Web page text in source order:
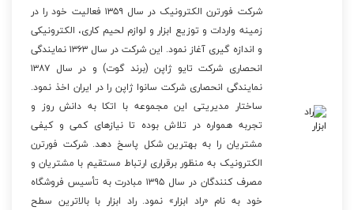
شرکت فورترن الکترونیک در سال ۱۳۵۹ فعالیت خود را در
زمینه واردات و توزیع ابزار و لوازم لحیم کاری، الکترونیکی
و اندازه گیری آغاز نمود. این شرکت در سال ۱۳۶۳ نمایندگی
انحصاری شرکت تایو ژاپن (برند گوت) و در سال ۱۳۸۷
نمایندگی انحصاری شرکت سانوا ژاپن را در ایران اخذ نمود.
ساختار مدیریتی این مجموعه با اتکا به دانش روز و
تجربه همواره در تلاش بوده تا نیازهای کمی و کیفی
مشتریان را به بهترین شکل پاسخ دهد. شرکت فورترن
الکترونیک به منظور برقراری ارتباط مستقیم با مشتریان و
مصرف کنندگان در سال ۱۳۹۵ مبادرت به تأسیس فروشگاه
خود به نام «راد ابزار» نمود. راد ابزار با بالاترین سطح